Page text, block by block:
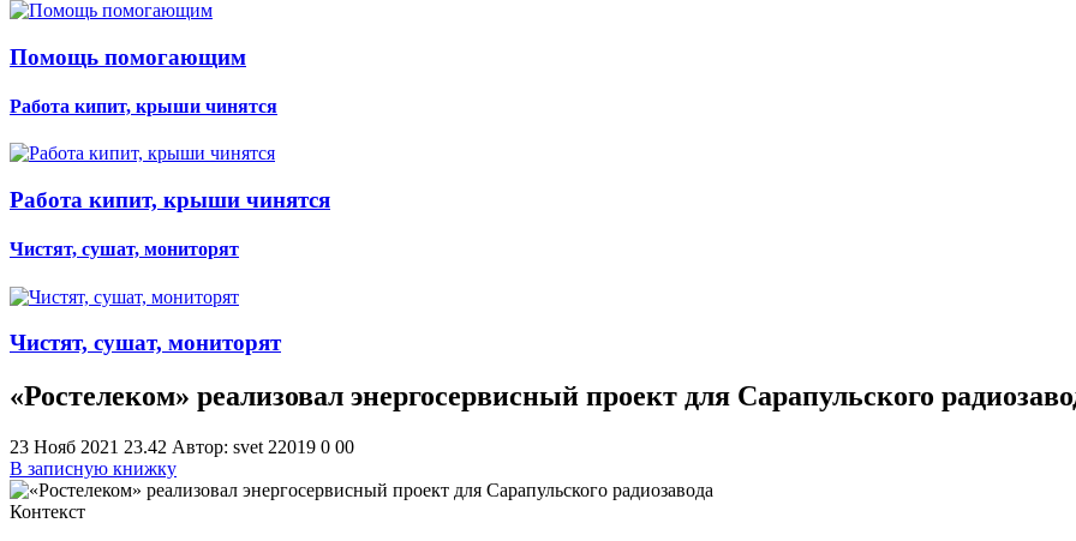
Помощь помогающим
Работа кипит, крыши чинятся
Работа кипит, крыши чинятся
Чистят, сушат, мониторят
Чистят, сушат, мониторят
«Ростелеком» реализовал энергосервисный проект для Сарапульского
23 Нояб 2021 23.42 Автор: svet 22019 0 00
В записную книжку
Контекст